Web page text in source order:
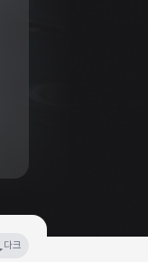
다크